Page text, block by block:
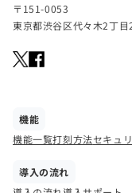
〒151-0053
東京都渋谷区代々木2丁
機能
機能一覧打刻方法セキュ
導入の流れ